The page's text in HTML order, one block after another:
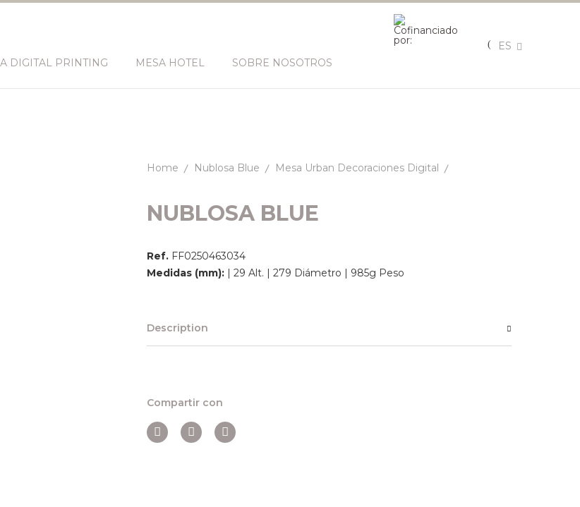
DIGITAL PRINTING MESA HOTEL SOBRE NOSOTROS
ES
Home Nublosa Blue Mesa Urban Decoraciones Digital
NUBLOSA BLUE
Ref. FF0250463034
Medidas (mm): | 29 Alt. | 279 Diámetro | 985g Peso
Description
Compartir con